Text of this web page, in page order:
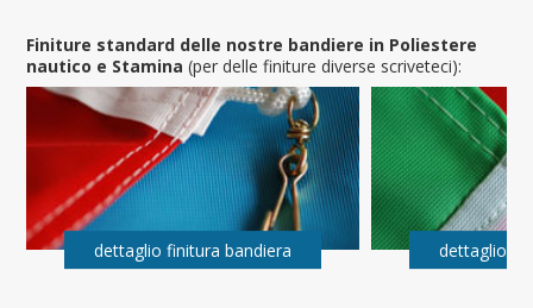
Finiture standard delle nostre bandiere in Poliestere
nautico e Stamina(per delle finiture diverse scriveteci):
dettaglio finitura bandiera dettaglio